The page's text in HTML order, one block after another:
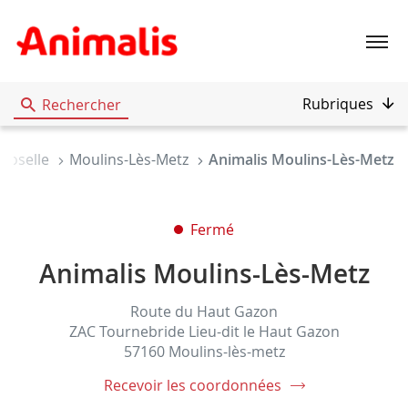
Menu
Rechercher Rubriques
Moulins-Lès-Metz Animalis Moulins-Lès-Metz
Fermé
Animalis Moulins-Lès-Metz
Route du Haut Gazon
ZAC Tournebride Lieu-dit le Haut Gazon
57160 Moulins-lès-metz
Recevoir les coordonnées
du